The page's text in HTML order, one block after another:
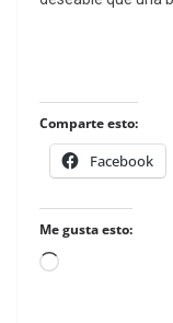
Comparte esto:
Facebook
Me gusta esto:
Loading…